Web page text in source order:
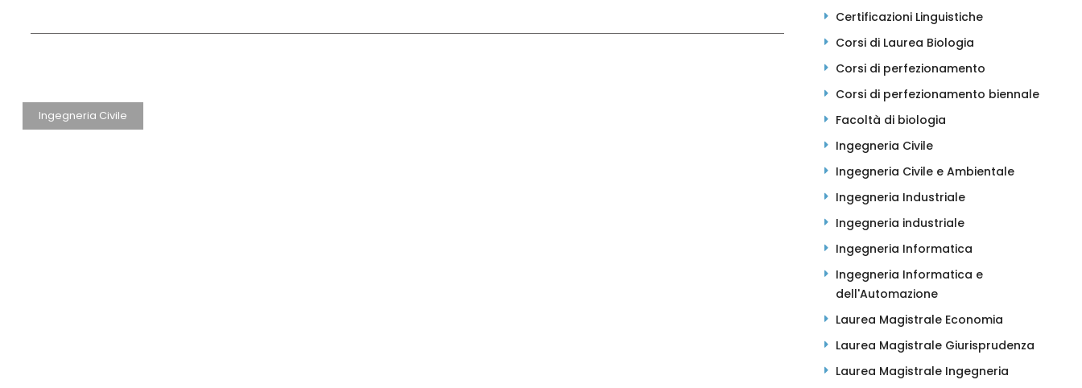
Ingegneria Civile
Certificazioni Linguistiche
Corsi di Laurea Biologia
Corsi di perfezionamento
Corsi di perfezionamento biennale
Facoltà di biologia
Ingegneria Civile
Ingegneria Civile e Ambientale
Ingegneria Industriale
Ingegneria industriale
Ingegneria Informatica
Ingegneria Informatica e
dell'Automazione
Laurea Magistrale Economia
Laurea Magistrale Giurisprudenza
Laurea Magistrale Ingegneria